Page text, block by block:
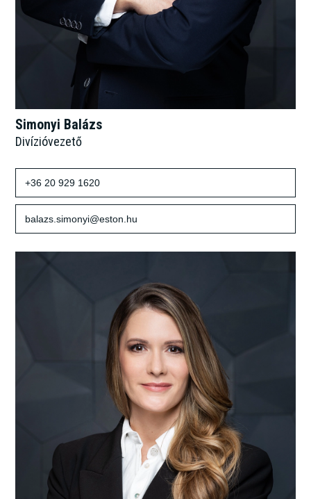
Simonyi Balázs
Divízióvezető
+36 20 929 1620
balazs.simonyi@eston.hu